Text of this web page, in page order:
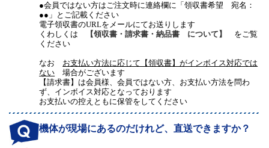
●会員ではない方はご注文時に連絡欄に「領収書希望 宛名：
●●」とご記載ください
電子領収書のURLをメールにてお送りします
くわしくは
【領収書・請求書・納品書 について】
をご覧
ください
なお お支払い方法に応じて【領収書】がインボイス対応では
ない 場合がございます
【請求書】は会員様、会員ではない方、お支払い方法を問わ
ず、インボイス対応となっております
お支払いの控えともに保管をしてください
機体が現場にあるのだけれど、直送できますか？